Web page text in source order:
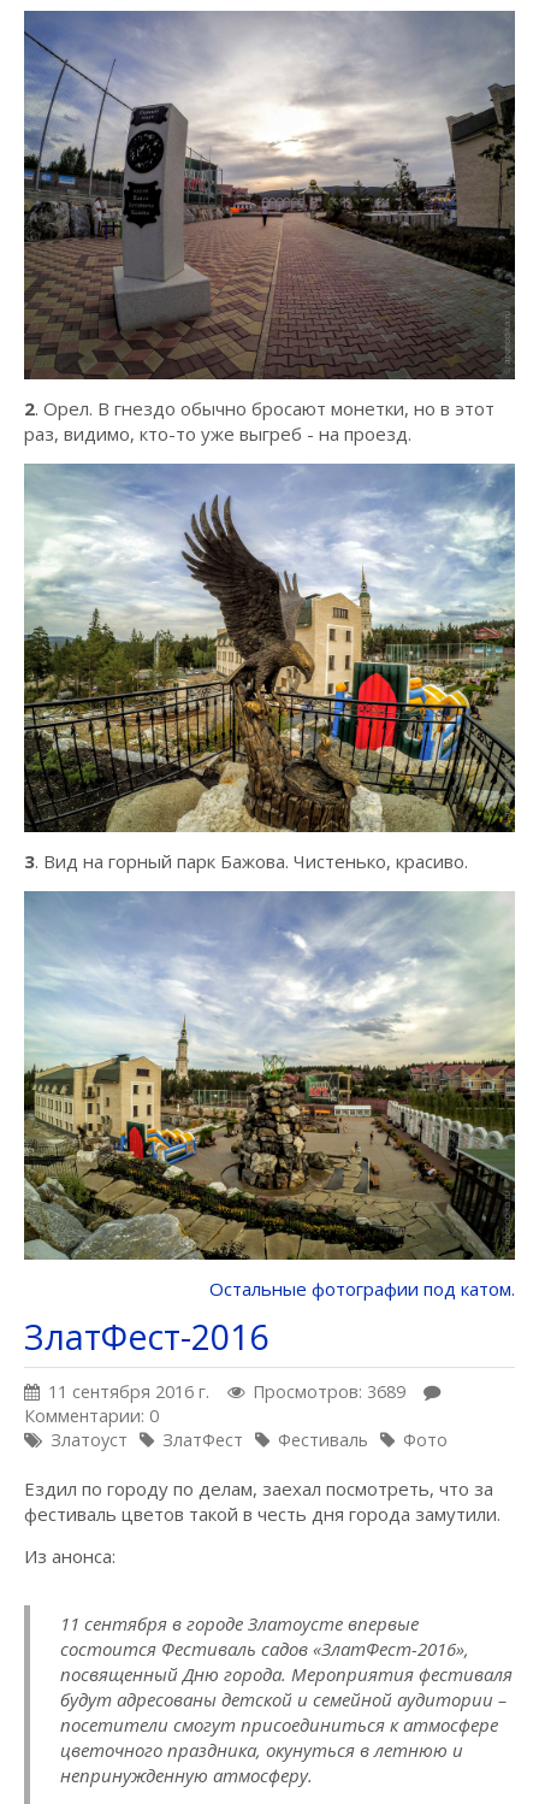
2. Орел. В гнездо обычно бросают монетки, но в этот
раз, видимо, кто-то уже выгреб - на проезд.
3. Вид на горный парк Бажова. Чистенько, красиво.
Остальные фотографии под катом.
ЗлатФест-2016
11 сентября 2016 г.
Просмотров: 3689
Комментарии: 0
Златоуст
ЗлатФест Фестиваль Фото
Ездил по городу по делам, заехал посмотреть, что за
фестиваль цветов такой в честь дня города замутили.
Из анонса:
11 сентября в городе Златоусте впервые
состоится Фестиваль садов «ЗлатФест-2016»,
посвященный Дню города. Мероприятия фестиваля
будут адресованы детской и семейной аудитории –
посетители смогут присоединиться к атмосфере
цветочного праздника, окунуться в летнюю и
непринужденную атмосферу.